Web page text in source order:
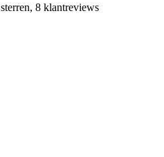
8 klantreviews